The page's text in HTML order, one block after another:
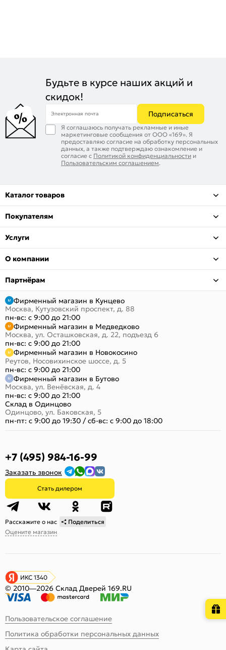
Будьте в курсе наших акций и
скидок!
Электронная почта Подписаться
Я соглашаюсь получать рекламные и иные
маркетинговые сообщения от ООО «169». Я
предоставляю согласие на обработку персональных
данных, а также подтверждаю ознакомление и
согласие с Политикой конфиденциальности и
Пользовательским соглашением.
Каталог товаров
Покупателям
Услуги
О компании
Партнёрам
Фирменный магазин в Кунцево
Москва, Кутузовский проспект, д. 88
пн-вс: с 9:00 до 21:00
Фирменный магазин в Медведково
Москва, ул. Осташковская, д. 22, подъезд 6
пн-вс: с 9:00 до 21:00
Фирменный магазин в Новокосино
Реутов, Носовихинское шоссе, д. 5
пн-вс: с 9:00 до 21:00
Фирменный магазин в Бутово
Москва, ул. Венёвская, д. 4
пн-вс: с 9:00 до 21:00
Склад в Одинцово
Одинцово, ул. Баковская, 5
пн-пт: с 9:00 до 19:30 /сб-вс: с 9:00 до 18:00
+7 (495) 984-16-99
Заказать звонок
Стать дилером
Расскажите о нас
Поделиться
Оцените магазин
ИКС 1340
© 2010—2026 Склад Дверей 169.RU
Пользовательское соглашение
Политика обработки персональных данных